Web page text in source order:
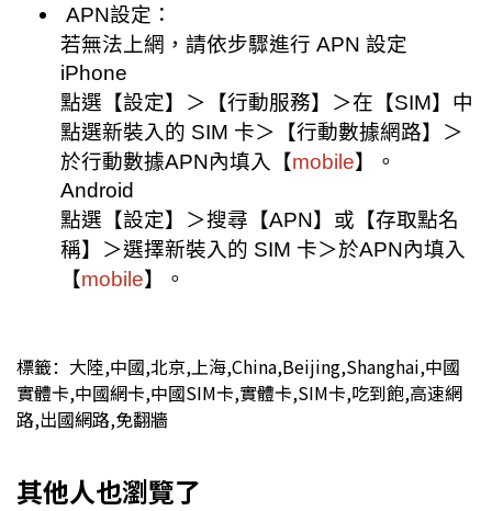
APN設定：
若無法上網，請依步驟進行 APN 設定
iPhone
點選【設定】＞【行動服務】＞在【SIM】中
點選新裝入的 SIM 卡＞【行動數據網路】＞
於行動數據APN內填入【mobile】。
Android
點選【設定】＞搜尋【APN】或【存取點名
稱】＞選擇新裝入的 SIM 卡＞於APN內填入
【mobile】。
標籤：大陸,中國,北京,上海,China,Beijing,Shanghai,中國
實體卡,中國網卡,中國SIM卡,實體卡,SIM卡,吃到飽,高速網
路,出國網路,免翻牆
其他人也瀏覽了